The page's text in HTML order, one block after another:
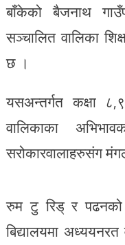
बाँकेको बैजनाथ
सञ्चालित वालिका
छ ।
यसअन्तर्गत कक्षा
वालिकाका
सरोकारवालाहरुसंग
रुम टु रिड् र
बिद्यालयमा